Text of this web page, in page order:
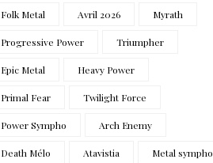
Folk Metal Avril 2026 Myrath
Progressive Power Triumpher
Epic Metal Heavy Power
Primal Fear Twilight Force
Power Sympho Arch Enemy
Death Mélo Atavistia Metal sympho